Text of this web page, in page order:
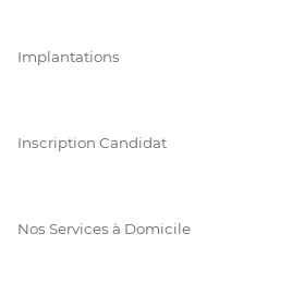
Implantations
Inscription Candidat
Nos Services à Domicile